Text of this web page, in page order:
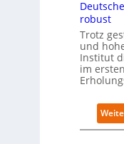
robust
Trotz
und
Institut
im